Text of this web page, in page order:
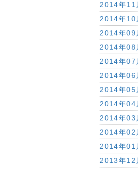
2014年11
2014年10
2014年09
2014年08
2014年07
2014年06
2014年05
2014年04
2014年03
2014年02
2014年01
2013年12